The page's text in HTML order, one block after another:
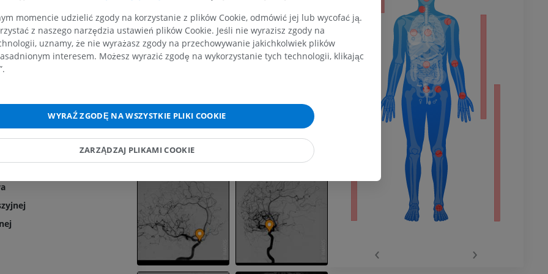
(C1)
(C2)
(C3)
(C4)
(C5)
(C7)
część szyjna
Galeria
RM obojczyka
RM
RM
PREMIUM
RTG kończyny dolnej
Radiografia
RM
RM
PREMIUM
Obraz MRI stawu
PREMIUM ‹ ›
momencie udzielić zgody na korzystanie z plików Cookie, odmówić jej lub wycofać ją.
z naszego narzędzia ustawień plików Cookie. Jeśli nie wyrazisz zgody na
uznamy, że nie wyrażasz zgody na przechowywanie jakichkolwiek plików
interesem. Możesz wyrazić zgodę na wykorzystanie tych technologii, klikając
WYRAŹ ZGODĘ NA WSZYSTKIE PLIKI COOKIE
ZARZĄDZAJ PLIKAMI COOKIE